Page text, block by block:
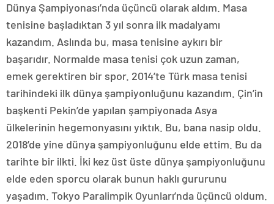
Dünya Şampiyonası’nda üçüncü olarak aldım. Masa
tenisine başladıktan 3 yıl sonra ilk madalyamı
kazandım. Aslında bu, masa tenisine aykırı bir
başarıdır. Normalde masa tenisi çok uzun zaman,
emek gerektiren bir spor. 2014’te Türk masa tenisi
tarihindeki ilk dünya şampiyonluğunu kazandım. Çin’in
başkenti Pekin’de yapılan şampiyonada Asya
ülkelerinin hegemonyasını yıktık. Bu, bana nasip oldu.
2018’de yine dünya şampiyonluğunu elde ettim. Bu da
tarihte bir ilkti. İki kez üst üste dünya şampiyonluğunu
elde eden sporcu olarak bunun haklı gururunu
yaşadım. Tokyo Paralimpik Oyunları’nda üçüncü oldum.